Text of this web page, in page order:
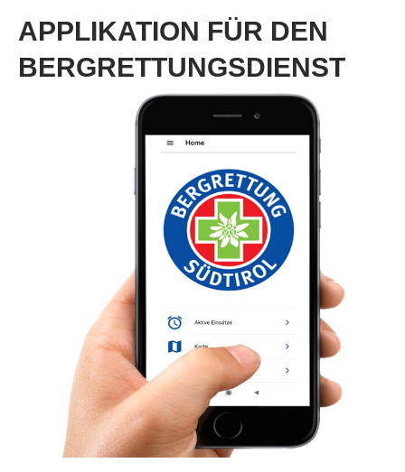
Association History
APPLIKATION FÜR DEN
BERGRETTUNGSDIENST